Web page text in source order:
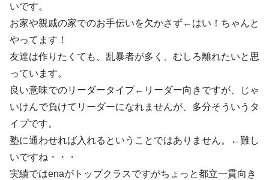
いです。
お家や親戚の家でのお手伝いを欠かさず←はい！ちゃんと
やってます！
友達は作りたくても、乱暴者が多く、むしろ離れたいと思
っています。
良い意味でのリーダータイプ←リーダー向きですが、じゃ
いけんで負けてリーダーになれませんが、多分そういうタ
イプです。
塾に通わせれば入れるということではありません。←難し
いですね・・・
実績ではenaがトップクラスですがちょっと都立一貫向き